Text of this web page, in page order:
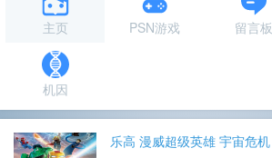
主页 PSN游戏 留言板
机因
乐高 漫威超级英雄 宇宙危机